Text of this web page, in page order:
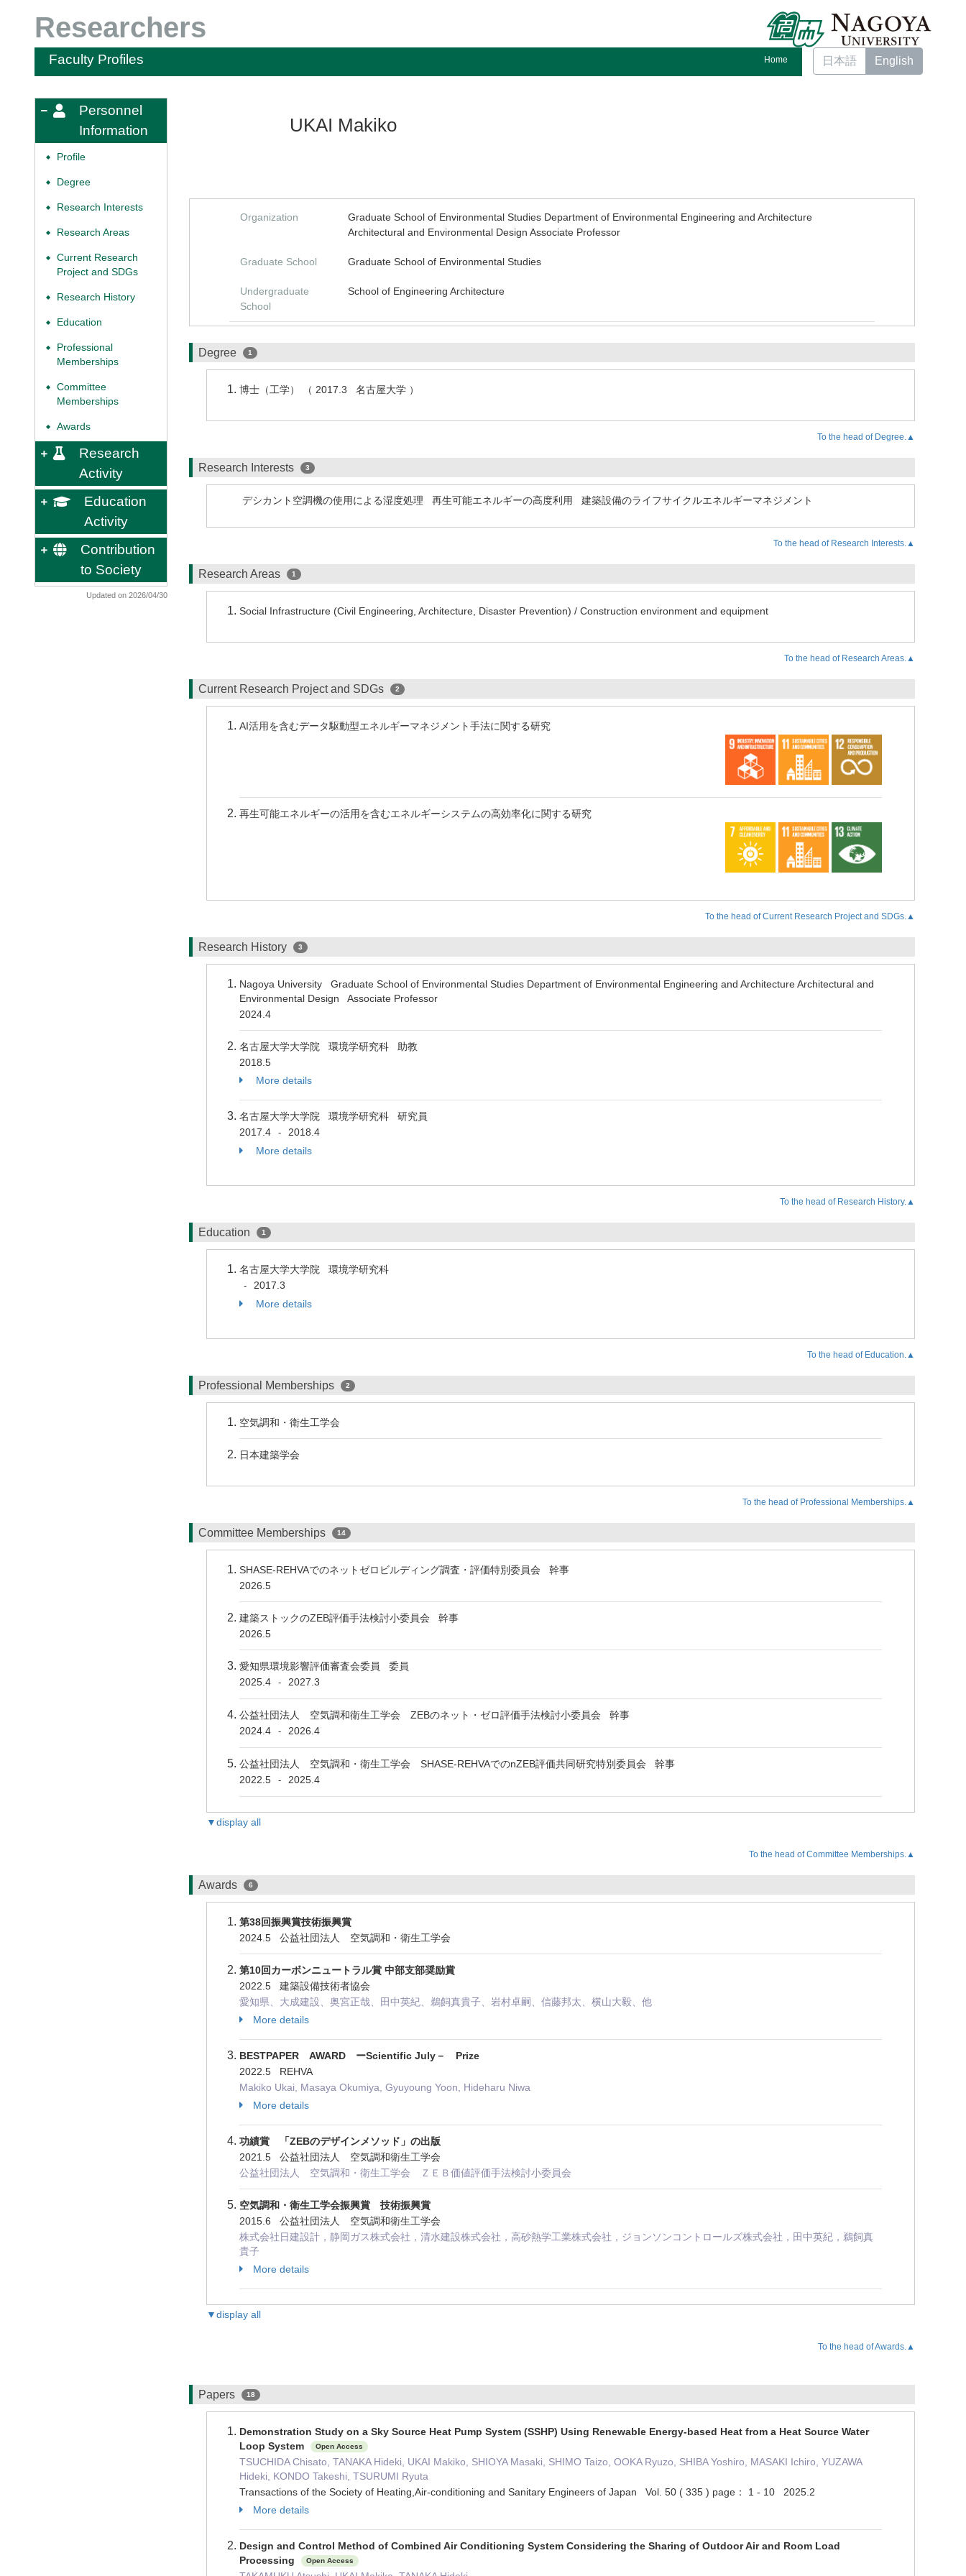
Researchers
Faculty Profiles Home 日本語 English
Personnel
Information
◆ Profile
◆ Degree
◆ Research Interests
◆ Research Areas
◆
Current Research
Project and SDGs
◆ Research History
◆ Education
◆
Professional
Memberships
◆
Committee
Memberships
◆ Awards
Research
Activity
Education
Activity
Contribution
to Society
Updated on 2026/04/30
UKAI Makiko
Organization
Graduate School of Environmental Studies Department of Environmental Engineering and Architecture
Architectural and Environmental Design Associate Professor
Graduate School Graduate School of Environmental Studies
Undergraduate
School
School of Engineering Architecture
Degree 1
博士（工学） （ 2017.3 名古屋大学 ）
To the head of Degree.▲
Research Interests 3
デシカント空調機の使用による湿度処理 再生可能エネルギーの高度利用 建築設備のライフサイクルエネルギーマネジメント
To the head of Research Interests.▲
Research Areas 1
Social Infrastructure (Civil Engineering, Architecture, Disaster Prevention) / Construction environment and equipment
To the head of Research Areas.▲
Current Research Project and SDGs 2
AI活用を含むデータ駆動型エネルギーマネジメント手法に関する研究
再生可能エネルギーの活用を含むエネルギーシステムの高効率化に関する研究
To the head of Current Research Project and SDGs.▲
Research History 3
Nagoya University Graduate School of Environmental Studies Department of Environmental Engineering and Architecture Architectural and
Environmental Design Associate Professor
2024.4
名古屋大学大学院 環境学研究科 助教
2018.5
More details
名古屋大学大学院 環境学研究科 研究員
2017.4
-
2018.4
More details
To the head of Research History.▲
Education 1
名古屋大学大学院 環境学研究科
-
2017.3
More details
To the head of Education.▲
Professional Memberships 2
空気調和・衛生工学会
日本建築学会
To the head of Professional Memberships.▲
Committee Memberships 14
SHASE-REHVAでのネットゼロビルディング調査・評価特別委員会 幹事
2026.5
建築ストックのZEB評価手法検討小委員会 幹事
2026.5
愛知県環境影響評価審査会委員 委員
2025.4
- 2027.3
公益社団法人 空気調和衛生工学会 ZEBのネット・ゼロ評価手法検討小委員会 幹事
2024.4
- 2026.4
公益社団法人 空気調和・衛生工学会 SHASE-REHVAでのnZEB評価共同研究特別委員会 幹事
2022.5
- 2025.4
▼display all
To the head of Committee Memberships.▲
Awards 6
第38回振興賞技術振興賞
2024.5 公益社団法人 空気調和・衛生工学会
第10回カーボンニュートラル賞 中部支部奨励賞
2022.5 建築設備技術者協会
愛知県、大成建設、奥宮正哉、田中英紀、鵜飼真貴子、岩村卓嗣、信藤邦太、横山大毅、他
More details
BESTPAPER AWARD ーScientific July－ Prize
2022.5 REHVA
Makiko Ukai, Masaya Okumiya, Gyuyoung Yoon, Hideharu Niwa
More details
功績賞 「ZEBのデザインメソッド」の出版
2021.5 公益社団法人 空気調和衛生工学会
公益社団法人 空気調和・衛生工学会 ＺＥＢ価値評価手法検討小委員会
空気調和・衛生工学会振興賞 技術振興賞
2015.6 公益社団法人 空気調和衛生工学会
株式会社日建設計，静岡ガス株式会社，清水建設株式会社，高砂熱学工業株式会社，ジョンソンコントロールズ株式会社，田中英紀，鵜飼真
貴子
More details
▼display all
To the head of Awards.▲
Papers 18
Demonstration Study on a Sky Source Heat Pump System (SSHP) Using Renewable Energy-based Heat from a Heat Source Water
Loop System
Open Access
TSUCHIDA Chisato, TANAKA Hideki, UKAI Makiko, SHIOYA Masaki, SHIMO Taizo, OOKA Ryuzo, SHIBA Yoshiro, MASAKI Ichiro, YUZAWA
Hideki, KONDO Takeshi, TSURUMI Ryuta
Transactions of the Society of Heating,Air-conditioning and Sanitary Engineers of Japan Vol. 50 ( 335 ) page： 1 - 10 2025.2
More details
Design and Control Method of Combined Air Conditioning System Considering the Sharing of Outdoor Air and Room Load
Processing
Open Access